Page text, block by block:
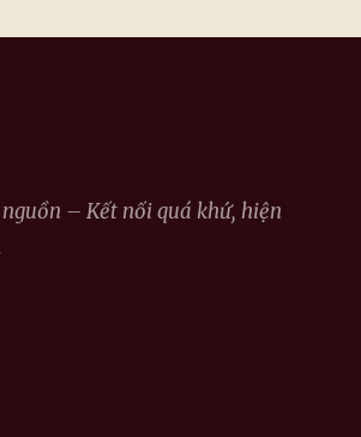
– Kết nối quá khứ, hiện